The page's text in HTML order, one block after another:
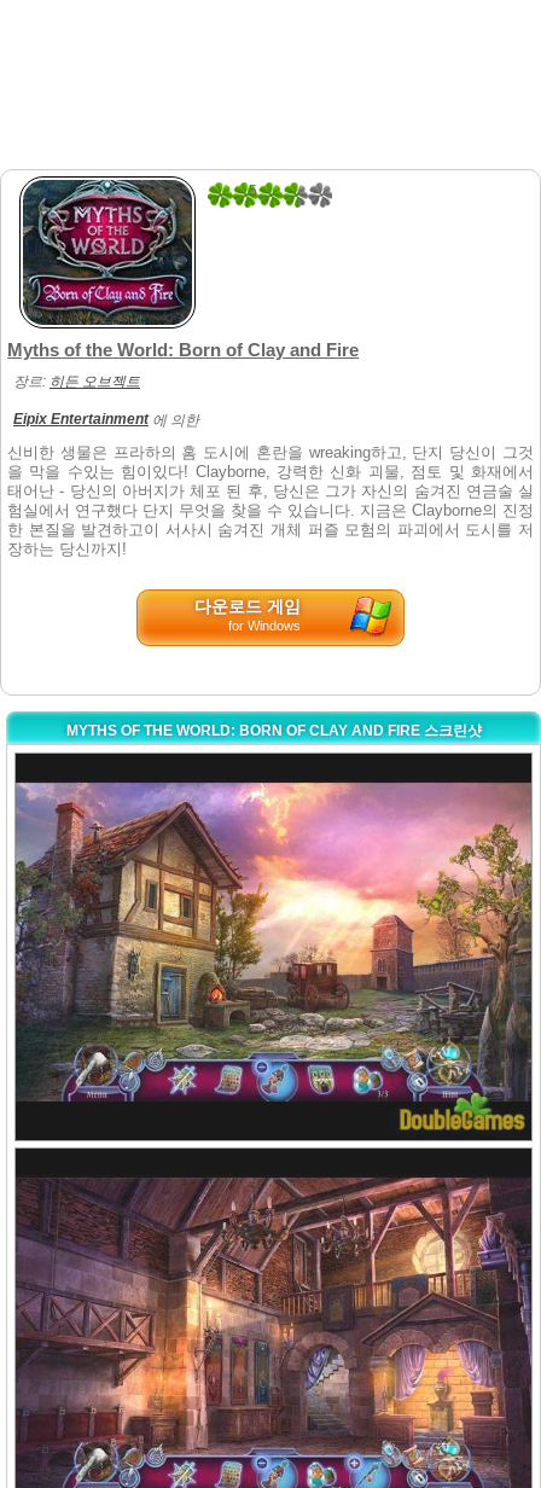
5
Myths of the World: Born of Clay and Fire
장르: 히든 오브젝트
Eipix Entertainment에 의한
신비한 생물은 프라하의 홈 도시에 혼란을 wreaking하고, 단지 당신이 그것
을 막을 수있는 힘이있다! Clayborne, 강력한 신화 괴물, 점토 및 화재에서
태어난 - 당신의 아버지가 체포 된 후, 당신은 그가 자신의 숨겨진 연금술 실
험실에서 연구했다 단지 무엇을 찾을 수 있습니다. 지금은 Clayborne의 진정
한 본질을 발견하고이 서사시 숨겨진 개체 퍼즐 모험의 파괴에서 도시를 저
장하는 당신까지!
다운로드 게임
for Windows
MYTHS OF THE WORLD: BORN OF CLAY AND FIRE 스크린샷